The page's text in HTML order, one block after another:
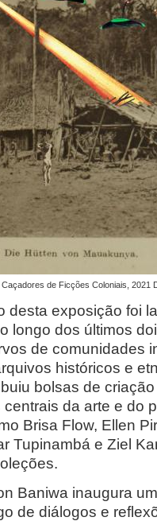
de Ficções Coloniais, 2021
desta exposição foi
longo dos últimos
de comunidades
históricos e
bolsas de
da arte e do
Brisa Flow, Ellen
Tupinambá e Ziel
Baniwa inaugura
de diálogos e